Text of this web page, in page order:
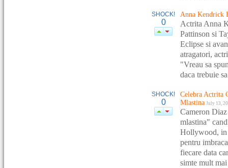
SHOCK!
0
Anna Kendrick
Actrita Anna
Pattinson si
Eclipse si
atragatori,
"Vreau sa
daca trebuie
SHOCK!
0
Celebra Actrita
Mlastina July 13,
Cameron
mlastina"
Hollywood, in
pentru
fiecare data
simte mult